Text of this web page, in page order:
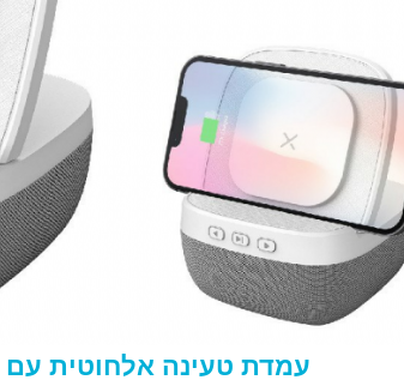
עמדת טעינה אלחוטית עם